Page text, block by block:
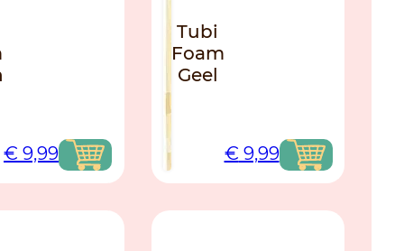
€ 9,99
Tubi
Foam
Geel
€ 9,99